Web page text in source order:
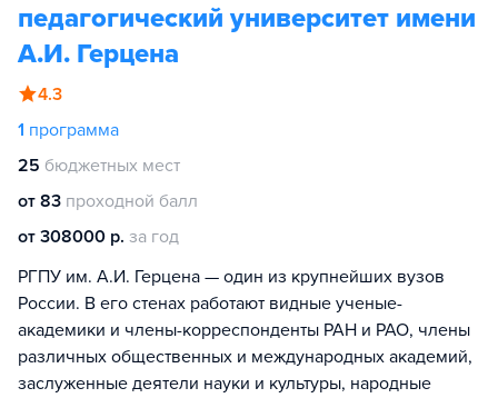
педагогический университет имени
А.И. Герцена
4.3
1 программа
25 бюджетных мест
от 83 проходной балл
от 308000 р. за год
РГПУ им. А.И. Герцена — один из крупнейших вузов
России. В его стенах работают видные ученые-
академики и члены-корреспонденты РАН и РАО, члены
различных общественных и международных академий,
заслуженные деятели науки и культуры, народные